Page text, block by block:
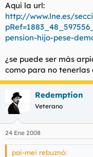
Aquí la url:
http://www.lne.es/
pension-hijo-pese-
¿se puede ser más
como para no tenerlas
Redemption
Veterano
24 Ene 2008
pai-mei rebuznó: